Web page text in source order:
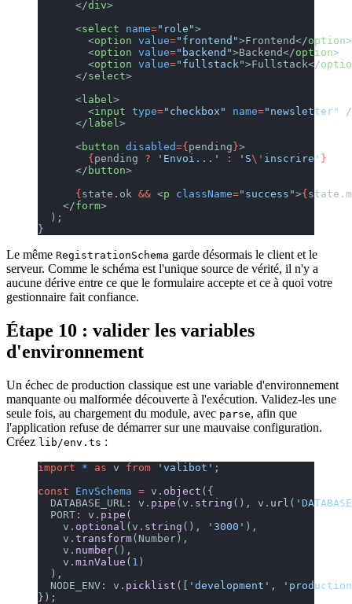
      </
div>
      <
select name="role">
        <
option value="frontend">Frontend</option>
        <
option value="backend">Backend</option>
        <
option value="fullstack">Fullstack</
      </
select>
      <
label >
        <
input type="checkbox" name="newsletter"
/
      </
label >
      <
button disabled={pending}>
        {
pending ? 'Envoi...' : 'S\' inscrire' }
      </
button>
      {
state.ok && <p className="success">{
    </
form>
  );
}
Le même RegistrationSchema garde désormais le client et le
serveur. Comme le schéma est l'unique source de vérité, il n'y a
aucune dérive entre ce que le formulaire accepte et ce à quoi votre
gestionnaire fait confiance.
Étape 10 : valider les variables
d'environnement
Un échec de production classique est une variable d'environnement
manquante ou malformée découverte à l'exécution. Validez-les une
seule fois, au chargement du module, avec parse, afin que
l'application refuse de démarrer sur une mauvaise configuration.
Créez lib/env.ts :
import * as v from 'valibot' ;
const EnvSchema = v. object ({
  DATABASE_URL: v.
pipe (v. string (), v. url (
  PORT: v.
pipe (
    v.
optional (v. string (), '3000' ),
    v.
transform(Number),
    v.
number(),
    v.
minValue ( 1 )
  ),
  NODE_ENV: v.
picklist ([ 'development' ,
});